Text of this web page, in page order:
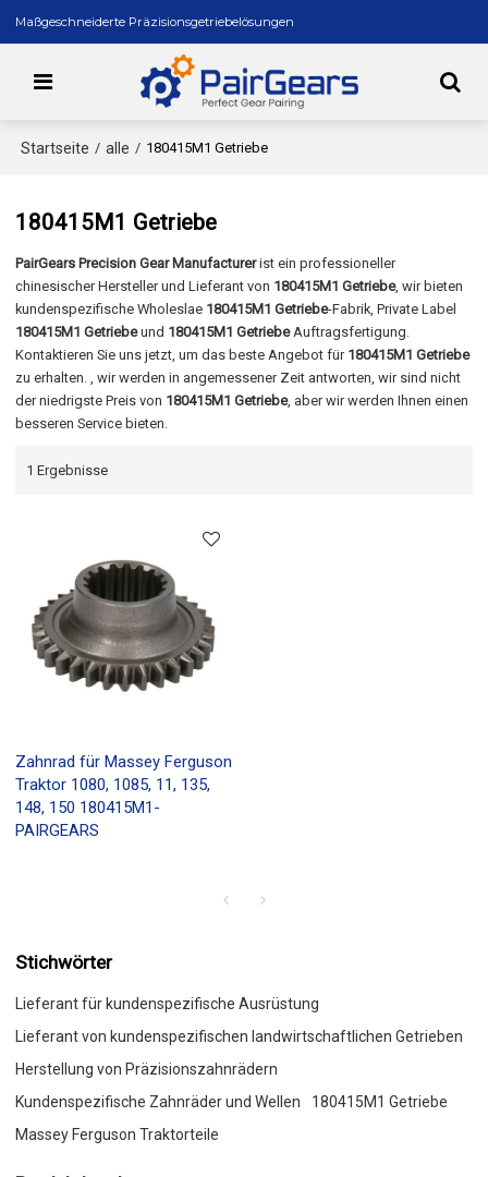
Maßgeschneiderte Präzisionsgetriebelösungen
Startseite / alle / 180415M1 Getriebe
180415M1 Getriebe
PairGears Precision Gear Manufacturerist ein professioneller
chinesischer Hersteller und Lieferant von 180415M1 Getriebe, wir bieten
kundenspezifische Wholeslae 180415M1 Getriebe-Fabrik, Private Label
180415M1 Getriebeund 180415M1 GetriebeAuftragsfertigung.
Kontaktieren Sie uns jetzt, um das beste Angebot für 180415M1 Getriebe
zu erhalten. , wir werden in angemessener Zeit antworten, wir sind nicht
der niedrigste Preis von 180415M1 Getriebe, aber wir werden Ihnen einen
besseren Service bieten.
1 Ergebnisse
Zahnrad für Massey Ferguson
Traktor 1080, 1085, 11, 135,
148, 150 180415M1-
PAIRGEARS
Stichwörter
Lieferant für kundenspezifische Ausrüstung
Lieferant von kundenspezifischen landwirtschaftlichen Getrieben
Herstellung von Präzisionszahnrädern
Kundenspezifische Zahnräder und Wellen
180415M1 Getriebe
Massey Ferguson Traktorteile